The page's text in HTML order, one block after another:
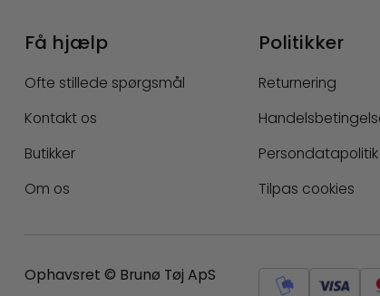
Få hjælp
Ofte stillede spørgsmål
Kontakt os
Butikker
Om os
Politikker
Returnering
Persondatapolitik
Tilpas cookies
Ophavsret © Brunø Tøj ApS